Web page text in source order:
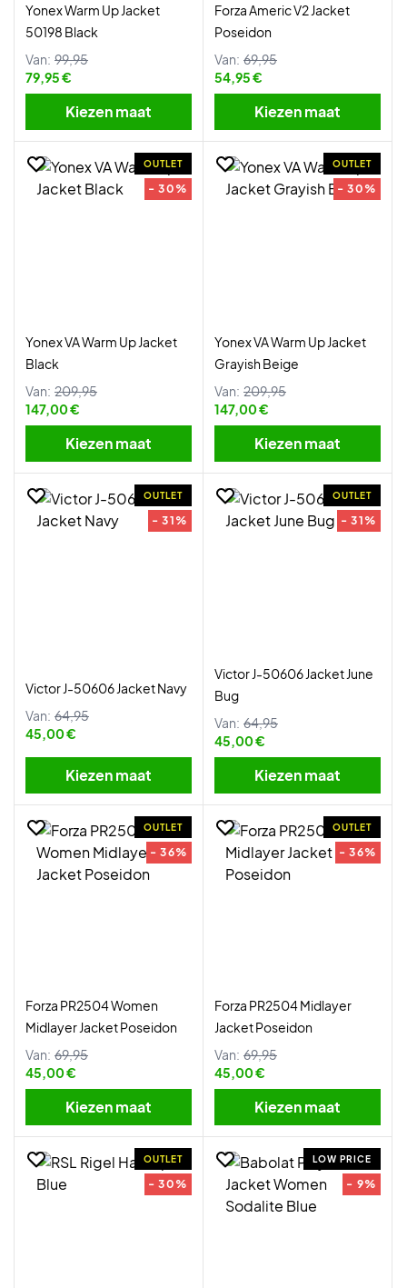
Yonex Warm Up Jacket
50198 Black
Van: 99,95
79,95 €
Kiezen maat
Forza Americ V2 Jacket
Poseidon
Van: 69,95
54,95 €
Kiezen maat
OUTLET
- 30%
Yonex VA Warm Up Jacket
Black
Van: 209,95
147,00 €
Kiezen maat
OUTLET
- 30%
Yonex VA Warm Up Jacket
Grayish Beige
Van: 209,95
147,00 €
Kiezen maat
OUTLET
- 31%
Victor J-50606 Jacket Navy
Van: 64,95
45,00 €
Kiezen maat
OUTLET
- 31%
Victor J-50606 Jacket June
Bug
Van: 64,95
45,00 €
Kiezen maat
OUTLET
- 36%
Forza PR2504 Women
Midlayer Jacket Poseidon
Van: 69,95
45,00 €
Kiezen maat
OUTLET
- 36%
Forza PR2504 Midlayer
Jacket Poseidon
Van: 69,95
45,00 €
Kiezen maat
OUTLET
- 30%
LOW PRICE
- 9%